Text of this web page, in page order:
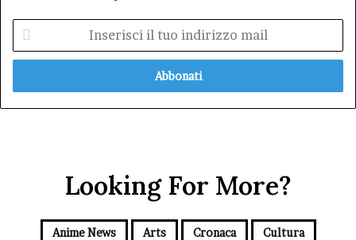
tuo
mail
Looking For More?
Anime News Arts Cronaca Cultura